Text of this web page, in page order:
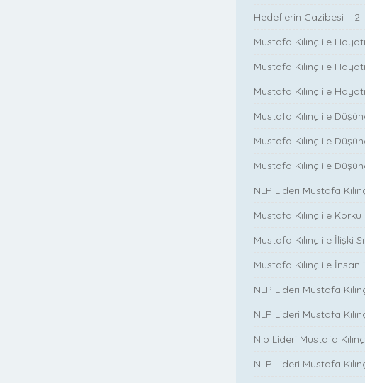
Hedeflerin Cazibesi – 2
Mustafa Kılınç ile
Mustafa Kılınç ile
Mustafa Kılınç ile
Mustafa Kılınç ile
Mustafa Kılınç ile
Mustafa Kılınç ile
NLP Lideri Mustafa
Mustafa Kılınç ile Korku
Mustafa Kılınç ile İlişki
Mustafa Kılınç ile İnsan
NLP Lideri Mustafa
NLP Lideri Mustafa
Nlp Lideri Mustafa
NLP Lideri Mustafa